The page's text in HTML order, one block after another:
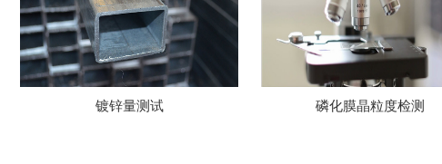
磷化膜晶粒度检测 磷化腐蚀分析